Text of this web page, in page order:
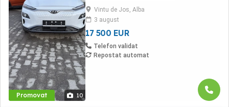
Promovat 10
Hyundai Kona Electric, varianta cu baterie de
64 kWh, care oferă o autonomie generoasă și
performanțe excelente. Mașina se află într-o
stare ...
Vintu de Jos, Alba
3 august
17 500 EUR
Telefon validat
Repostat automat